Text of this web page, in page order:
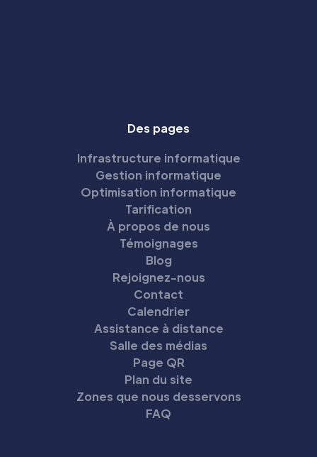
Des pages
Infrastructure informatique
Gestion informatique
Optimisation informatique
Tarification
À propos de nous
Témoignages
Blog
Rejoignez-nous
Contact
Calendrier
Assistance à distance
Salle des médias
Page QR
Plan du site
Zones que nous desservons
FAQ